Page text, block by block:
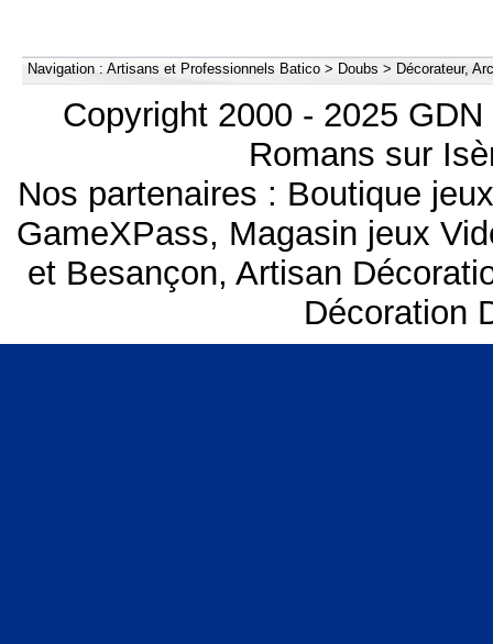
Navigation : Artisans et Professionnels Batico > Doubs > Décorateur,
Copyright 2000 - 2025
Romans sur
Nos partenaires : Boutique
GameXPass, Magasin jeux
et Besançon, Artisan
Décoration